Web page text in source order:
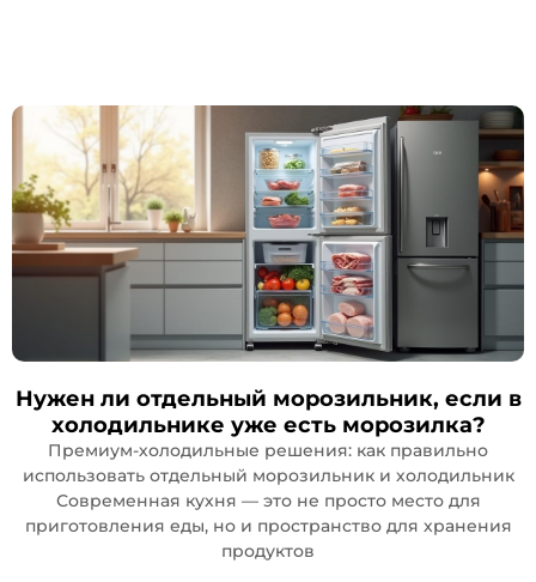
Нужен ли отдельный морозильник, если в
холодильнике уже есть морозилка?
Премиум-холодильные решения: как правильно
использовать отдельный морозильник и холодильник
Современная кухня — это не просто место для
приготовления еды, но и пространство для хранения
продуктов